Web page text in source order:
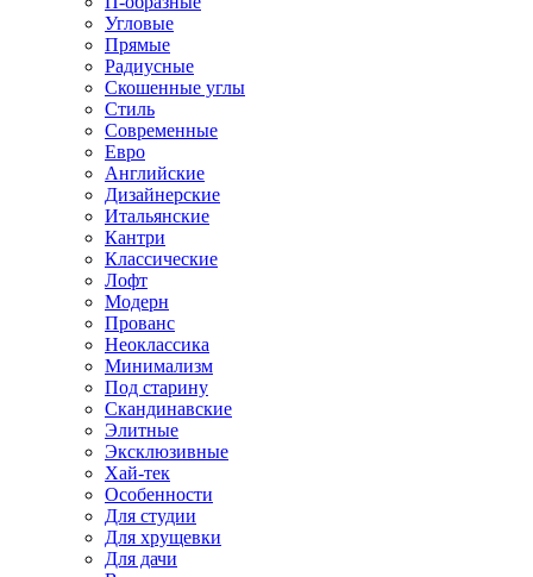
Угловые
Прямые
Радиусные
Скошенные углы
Стиль
Современные
Евро
Английские
Дизайнерские
Итальянские
Кантри
Классические
Лофт
Модерн
Прованс
Неоклассика
Минимализм
Под старину
Скандинавские
Элитные
Эксклюзивные
Хай-тек
Особенности
Для студии
Для хрущевки
Для дачи